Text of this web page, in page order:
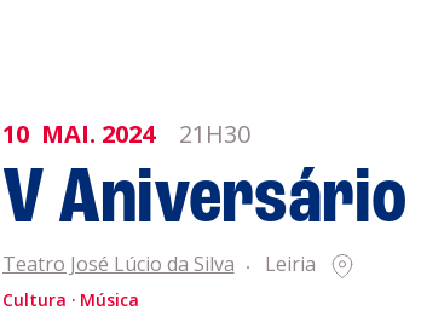
Informações
Política de
Política de
10 MAI. 2024 21H30
V Aniversário
Teatro José Lúcio da Silva Leiria
Cultura Música